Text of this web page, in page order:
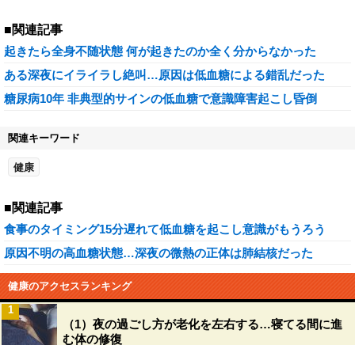
■関連記事
起きたら全身不随状態 何が起きたのか全く分からなかった
ある深夜にイライラし絶叫…原因は低血糖による錯乱だった
糖尿病10年 非典型的サインの低血糖で意識障害起こし昏倒
関連キーワード
健康
■関連記事
食事のタイミング15分遅れて低血糖を起こし意識がもうろう
原因不明の高血糖状態…深夜の微熱の正体は肺結核だった
健康のアクセスランキング
（1）夜の過ごし方が老化を左右する…寝てる間に進
む体の修復
1